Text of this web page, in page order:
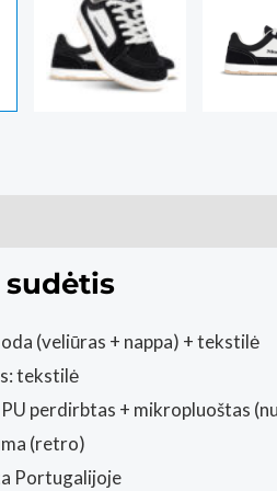
sudėtis
(veliūras + nappa) + tekstilė
tekstilė
perdirbtas + mikropluoštas
(retro)
Portugalijoje